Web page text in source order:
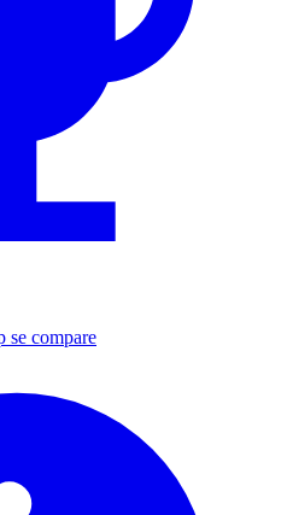
se compare